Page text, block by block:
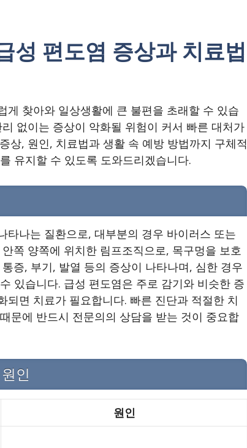
성 편도염 증상과 치료법
게 찾아와 일상생활에 큰 불편을 초래할 수 있습
없이는 증상이 악화될 위험이 커서 빠른 대처가
상, 원인, 치료법과 생활 속 예방 방법까지 구체적
유지할 수 있도록 도와드리겠습니다.
타나는 질환으로, 대부분의 경우 바이러스 또는
쪽 양쪽에 위치한 림프조직으로, 목구멍을 보호
증, 부기, 발열 등의 증상이 나타나며, 심한 경우
있습니다. 급성 편도염은 주로 감기와 비슷한 증
면 치료가 필요합니다. 빠른 진단과 적절한 치
문에 반드시 전문의의 상담을 받는 것이 중요합
인
원인